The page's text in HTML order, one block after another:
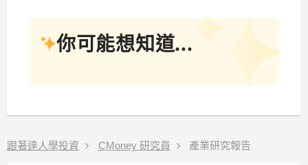
你可能想知道...
跟著達人學投資 CMoney 研究員 產業研究報告